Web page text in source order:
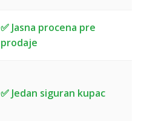
✅ Jasna procena pre
prodaje
✅ Jedan siguran kupac